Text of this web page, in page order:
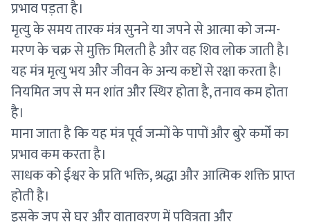
प्रभाव पड़ता है।
मृत्यु के समय तारक मंत्र सुनने या जपने से आत्मा को जन्म-
मरण के चक्र से मुक्ति मिलती है और वह शिव लोक जाती है।
यह मंत्र मृत्यु भय और जीवन के अन्य कष्टों से रक्षा करता है।
नियमित जप से मन शांत और स्थिर होता है, तनाव कम होता
है।
माना जाता है कि यह मंत्र पूर्व जन्मों के पापों और बुरे कर्मों का
प्रभाव कम करता है।
साधक को ईश्वर के प्रति भक्ति, श्रद्धा और आत्मिक शक्ति प्राप्त
होती है।
इसके जप से घर और वातावरण में पवित्रता और